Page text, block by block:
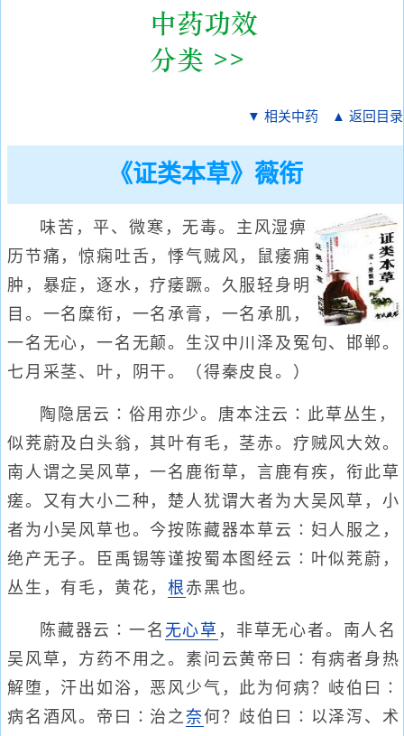
▼ 相关中药 ▲ 返回目录
《证类本草》薇衔
味苦，平、微寒，无毒。主风湿痹
历节痛，惊痫吐舌，悸气贼风，鼠痿痈
肿，暴症，逐水，疗痿蹶。久服轻身明
目。一名糜衔，一名承膏，一名承肌，
一名无心，一名无颠。生汉中川泽及冤句、邯郸。
七月采茎、叶，阴干。（得秦皮良。）
陶隐居云∶俗用亦少。唐本注云∶此草丛生，
似茺蔚及白头翁，其叶有毛，茎赤。疗贼风大效。
南人谓之吴风草，一名鹿衔草，言鹿有疾，衔此草
瘥。又有大小二种，楚人犹谓大者为大吴风草，小
者为小吴风草也。今按陈藏器本草云∶妇人服之，
绝产无子。臣禹锡等谨按蜀本图经云∶叶似茺蔚，
丛生，有毛，黄花，根 赤黑也。
陈藏器云∶一名 无心草 ，非草无心者。南人名
吴风草，方药不用之。素问云黄帝曰∶有病者身热
解堕，汗出如浴，恶风少气，此为何病？岐伯曰∶
病名酒风。帝曰∶治之奈何？歧伯曰∶以泽泻、术